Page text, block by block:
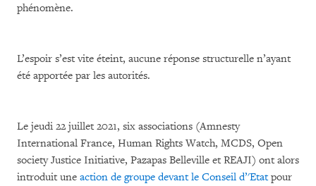
phénomène.
L’espoir s’est vite éteint, aucune réponse structurelle n’ayant
été apportée par les autorités.
Le jeudi 22 juillet 2021, six associations (Amnesty
International France, Human Rights Watch, MCDS, Open
society Justice Initiative, Pazapas Belleville et REAJI) ont alors
introduit une action de groupe devant le Conseil d’'Etatpour